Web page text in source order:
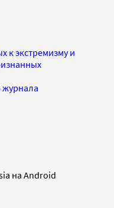
к экстремизму и
журнала
на Android